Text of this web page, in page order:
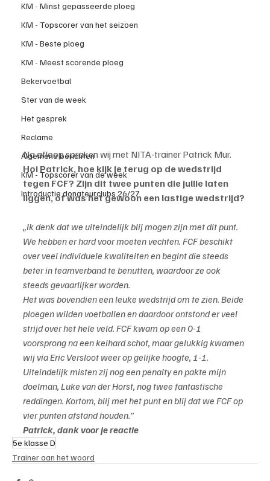
KM - Minst gepasseerde ploeg
KM - Topscorer van het seizoen
KM - Beste ploeg
KM - Meest scorende ploeg
Bekervoetbal
Ster van de week
Het gesprek
Reclame
Algemene berichten
KM - Topscorer van de week
Introductie donateurclubs 26/27
Na afloop spraken wij met NITA-trainer Patrick Mur.
Hoi Patrick, hoe kijk je terug op de wedstrijd
tegen FCF? Zijn dit twee punten die jullie laten
liggen, of was het gewoon een lastige wedstrijd?
„Ik denk dat we uiteindelijk blij mogen zijn met dit punt.
We hebben er hard voor moeten vechten. FCF beschikt
over veel individuele kwaliteiten en begint die steeds
beter in teamverband te benutten, waardoor ze ook
steeds gevaarlijker worden.
Het was bovendien een leuke wedstrijd om te zien. Beide
ploegen wilden voetballen en daardoor ontstond er veel
strijd over het hele veld. FCF kwam op een 0-1
voorsprong na een keihard schot, maar gelukkig kwamen
wij via Eric Versloot weer op gelijke hoogte, 1-1.
Uiteindelijk misten zij nog een penalty en pakte mijn
doelman, Luke van der Horst, nog twee fantastische
reddingen. Kortom, blij met het punt en blij dat we FCF op
vier punten afstand houden.”
Patrick, dank voor je reactie
5e klasse D
Trainer aan het woord